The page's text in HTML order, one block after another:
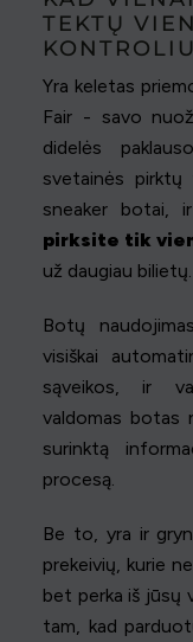
TEKTŲ
Yra keletas
Fair - savo
didelės
svetainės
sneaker botai,
pirksite tik
už daugiau bilietų.
Botų
visiškai
sąveikos, ir
valdomas botas
surinktą
procesą.
Be to, yra ir
prekeivių, kurie
bet perka iš jūsų
tam, kad